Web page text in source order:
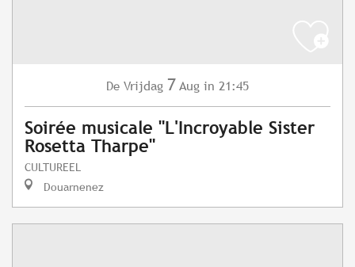
De Vrijdag 7 Aug in 21:45
Soirée musicale "L'Incroyable Sister
Rosetta Tharpe"
CULTUREEL
Douarnenez